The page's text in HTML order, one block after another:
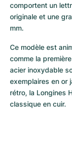
comportent un
originale et une
mm.
Ce modèle est
comme la
acier inoxydable
exemplaires en or
rétro, la Longines
classique en cuir.